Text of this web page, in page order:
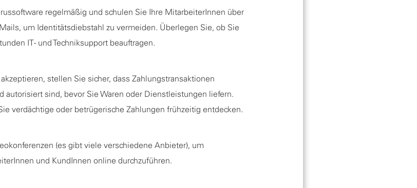
regelmäßig und schulen Sie Ihre MitarbeiterInnen über
um Identitätsdiebstahl zu vermeiden. Überlegen Sie, ob Sie
IT- und Techniksupport beauftragen.
stellen Sie sicher, dass Zahlungstransaktionen
autorisiert sind, bevor Sie Waren oder Dienstleistungen liefern.
verdächtige oder betrügerische Zahlungen frühzeitig entdecken.
(es gibt viele verschiedene Anbieter), um
und KundInnen online durchzuführen.